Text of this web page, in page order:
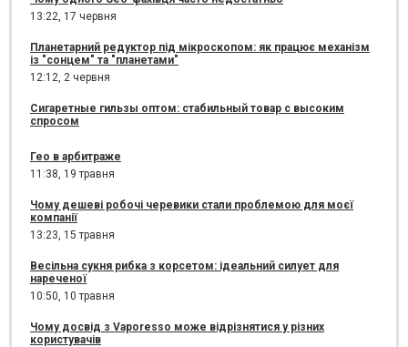
13:22, 17 червня
Планетарний редуктор під мікроскопом: як працює механізм
із "сонцем" та "планетами"
12:12, 2 червня
Сигаретные гильзы оптом: стабильный товар с высоким
спросом
Гео в арбитраже
11:38, 19 травня
Чому дешеві робочі черевики стали проблемою для моєї
компанії
13:23, 15 травня
Весільна сукня рибка з корсетом: ідеальний силует для
нареченої
10:50, 10 травня
Чому досвід з Vaporesso може відрізнятися у різних
користувачів